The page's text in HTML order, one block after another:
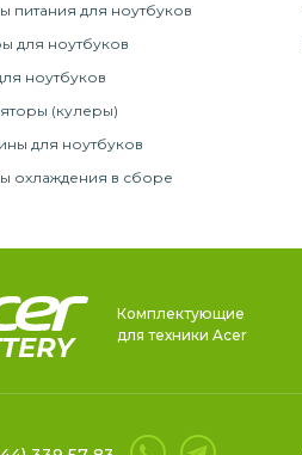
питания для ноутбуков
для ноутбуков
ноутбуков
(кулеры)
для ноутбуков
охлаждения в сборе
Комплектующие
для техники Acer